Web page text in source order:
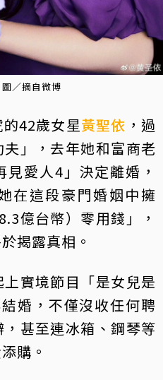
／摘自微博
42歲女星黃聖依 ，過
夫」，去年她和富商老
愛人4」決定離婚，
在這段豪門婚姻中擁
億台幣）零用錢」，
揭露真相。
實境節目「是女兒是
婚，不僅沒收任何聘
甚至連冰箱、鋼琴等
購。